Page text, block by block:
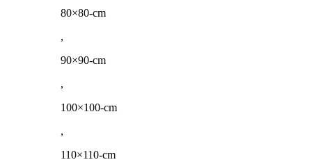
80×80-cm
,
90×90-cm
,
100×100-cm
,
110×110-cm